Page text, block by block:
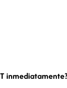
inmediatamente?